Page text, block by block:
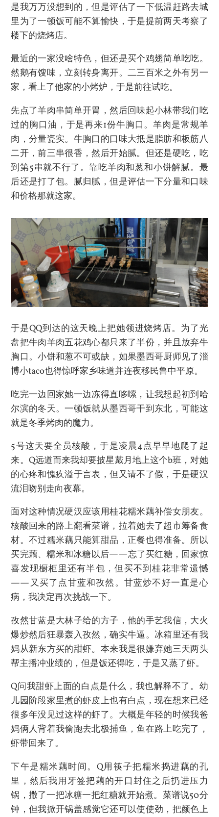
是我万万没想到的，但是评估了一下低温赶路去城
里为了一顿饭可能不算愉快，于是提前两天考察了
楼下的烧烤店。
最近的一家没啥特色，但还是买个鸡翅简单吃吃。
然鹅有馊味，立刻转身离开。二三百米之外有另一
家，看上了他家的小烤炉，于是前往试吃。
先点了羊肉串简单开胃，然后回味起小林带我们吃
过的胸口油，于是再来1份牛胸口。羊肉是常规羊
肉，分量瓷实。牛胸口的口味大抵是脂肪和板筋八
二开，前三串很香，然后开始腻。但还是硬吃，吃
到第5串就不行了。靠吃羊肉和葱和小饼解腻。最
后还是打了包。腻归腻，但是评估一下分量和口味
和价格那就这家。
于是QQ到达的这天晚上把她领进烧烤店。为了光
盘把牛肉羊肉五花鸡心都只来了半份，并且放弃牛
胸口。小饼和葱不可或缺，如果墨西哥厨师见了淄
博小taco也得惊呼家乡味道并连夜移民鲁中平原。
吃完一边回家她一边冻得直哆嗦，让我想起初到哈
尔滨的冬天。一顿饭就从墨西哥干到东北，可能这
就是冬季烤肉的魔力。
5号这天要全员核酸，于是凌晨4点早早地爬了起
来。Q远道而来我却要披星戴月地上这个b班，对她
的心疼和愧疚溢于言表，但又请不了假，于是硬汉
流泪吻别走向夜幕。
面对这种情况硬汉应该用桂花糯米藕补偿女朋友。
核酸回来的路上翻看菜谱，拉着她去了超市筹备食
材。不过糯米藕只能算甜品，正餐也得准备。所以
买完藕、糯米和冰糖以后——忘了买红糖，回家惊
喜发现橱柜里还有半包，但买不到桂花非常遗憾
——又买了点甘蓝和孜然。甘蓝炒不好一直是心
病，我决定再次挑战一下。
孜然甘蓝是大林子给的方子，他的手艺我信，大火
爆炒然后狂暴轰入孜然，确实牛逼。冰箱里还有我
妈从新东方买的甜虾。本来我是很嫌弃她三天两头
帮主播冲业绩的，但是饭还得吃，于是又蒸了虾。
Q问我甜虾上面的白点是什么，我也解释不了。幼
儿园阶段家里煮的虾皮上也有白点，现在想来已经
很多年没见过这样的虾了。大概是年轻的时候我爸
妈俩人背着我偷跑去北极捕鱼，鱼在路上吃完了，
虾带回来了。
下午是糯米藕时间。Q用筷子把糯米捣进藕的孔
里，然后我用牙签把藕的开口封住之后扔进压力
锅，撒了一把冰糖一把红糖就开始煮。菜谱说50分
钟，但我掀开锅盖感觉它还可以使使劲，把颜色上